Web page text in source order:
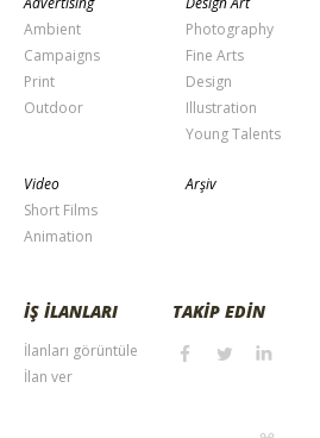
Ambient
Campaigns
Print
Outdoor
Photography
Fine Arts
Design
Illustration
Young Talents
Video
Short Films
Animation
Arşiv
İŞ İLANLARI
İlanları görüntüle
İlan ver
TAKİP EDİN